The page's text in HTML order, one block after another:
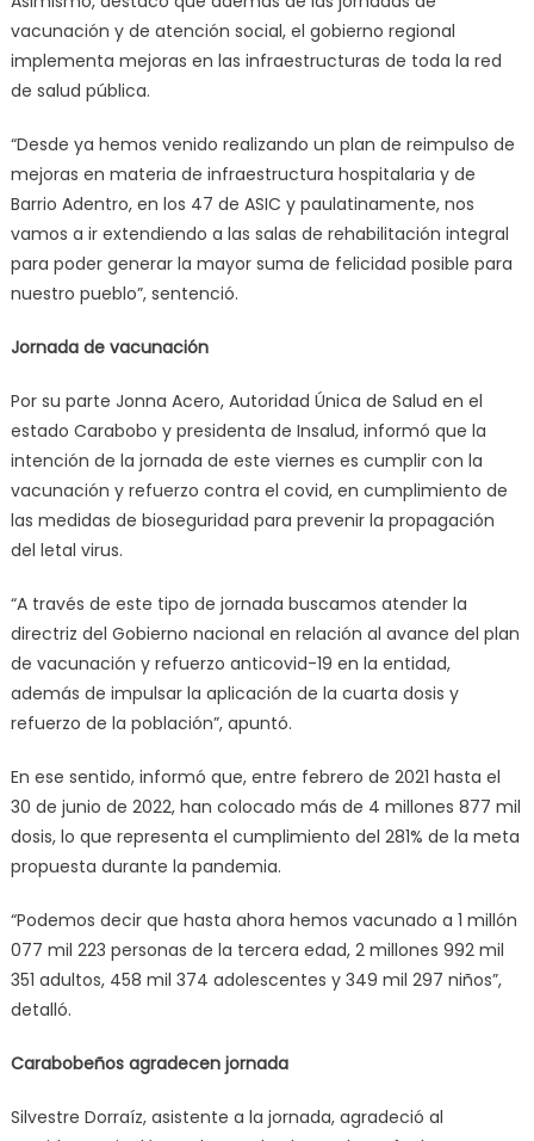
vacunación y de atención social, el gobierno regional
implementa mejoras en las infraestructuras de toda la red
de salud pública.
“Desde ya hemos venido realizando un plan de reimpulso de
mejoras en materia de infraestructura hospitalaria y de
Barrio Adentro, en los 47 de ASIC y paulatinamente, nos
vamos a ir extendiendo a las salas de rehabilitación integral
para poder generar la mayor suma de felicidad posible para
nuestro pueblo”, sentenció.
Jornada de vacunación
Por su parte Jonna Acero, Autoridad Única de Salud en el
estado Carabobo y presidenta de Insalud, informó que la
intención de la jornada de este viernes es cumplir con la
vacunación y refuerzo contra el covid, en cumplimiento de
las medidas de bioseguridad para prevenir la propagación
del letal virus.
“A través de este tipo de jornada buscamos atender la
directriz del Gobierno nacional en relación al avance del plan
de vacunación y refuerzo anticovid-19 en la entidad,
además de impulsar la aplicación de la cuarta dosis y
refuerzo de la población”, apuntó.
En ese sentido, informó que, entre febrero de 2021 hasta el
30 de junio de 2022, han colocado más de 4 millones 877 mil
dosis, lo que representa el cumplimiento del 281% de la meta
propuesta durante la pandemia.
“Podemos decir que hasta ahora hemos vacunado a 1 millón
077 mil 223 personas de la tercera edad, 2 millones 992 mil
351 adultos, 458 mil 374 adolescentes y 349 mil 297 niños”,
detalló.
Carabobeños agradecen jornada
Silvestre Dorraíz, asistente a la jornada, agradeció al